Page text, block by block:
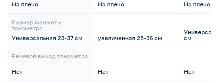
На плечо
Размер манжеты
тонометра
Универсальная 23-37 см
Речевой выход тонометра
Нет
На плечо
увеличенная 25-36 см
Нет
На плечо
см
Нет